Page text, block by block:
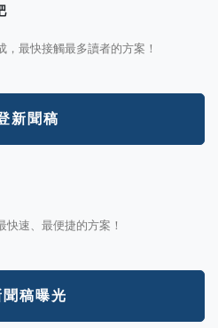
最快接觸最多讀者的方案！
新聞稿
速、最便捷的方案！
稿曝光